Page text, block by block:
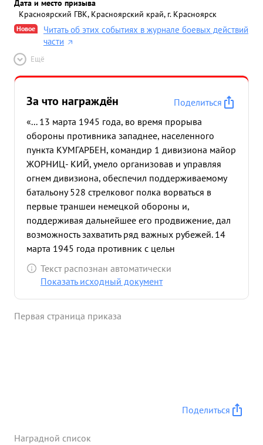
Дата и место призыва
Красноярский ГВК, Красноярский край, г. Красноярск
Новое
Читать об этих событиях в журнале боевых действий
части
Ещё
За что награждён
Поделиться
«... 13 марта 1945 года, во время прорыва
обороны противника западнее, населенного
пункта КУМГАРБЕН, командир 1 дивизиона майор
ЖОРНИЦ- КИЙ, умело организовав и управляя
огнем дивизиона, обеспечил поддерживаемому
батальону 528 стрелковог полка ворваться в
первые траншеи немецкой обороны и,
поддерживая дальнейшее его продвижение, дал
возможность захватить ряд важных рубежей. 14
марта 1945 года противник с цельн
восстановления своего прежнего положения
предпринял контратаку силою до 2-х рот пехоты,
сосредоточив огонь 2-х батарей, майор ЖОР-
минутной артиллерийской подготовки подавил и
Текст распознан автоматически
Показать исходный документ
Первая страница приказа
Поделиться
Наградной список